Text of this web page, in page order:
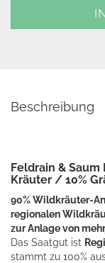
Beschreibung
Feldrain & Saum
Kräuter / 10%
90% Wildkräuter-
regionalen
zur Anlage von
Das Saatgut ist
stammt zu 100%